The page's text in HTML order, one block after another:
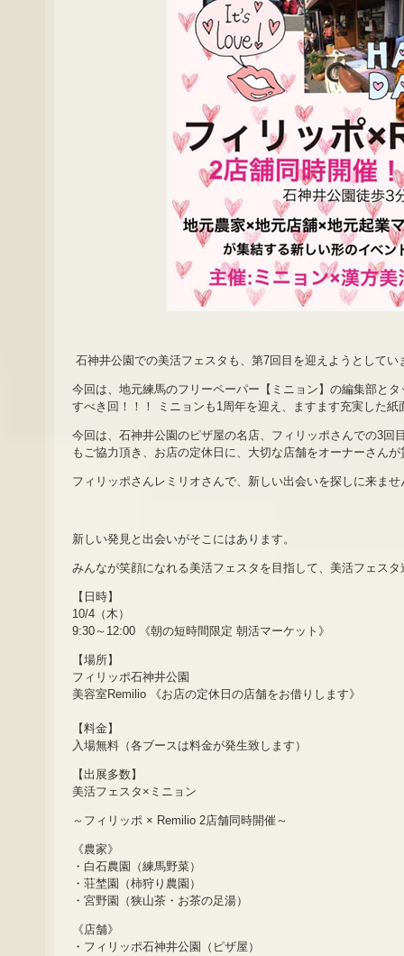
石神井公園での美活フェスタも、第7回目を迎えようとしてい
今回は、地元練馬のフリーペーパー【ミニョン】の編集部と
すべき回！！！ ミニョンも1周年を迎え、ますます充実した
今回は、石神井公園のピザ屋の名店、フィリッポさんでの3回
もご協力頂き、お店の定休日に、大切な店舗をオーナーさん
フィリッポさんレミリオさんで、新しい出会いを探しに来ませ
新しい発見と出会いがそこにはあります。
みんなが笑顔になれる美活フェスタを目指して、美活フェスタ
【日時】
10/4（木）
9:30～12:00 《朝の短時間限定 朝活マーケット》
【場所】
フィリッポ石神井公園
美容室Remilio 《お店の定休日の店舗をお借りします》
【料金】
入場無料（各ブースは料金が発生致します）
【出展多数】
美活フェスタ×ミニョン
～フィリッポ × Remilio 2店舗同時開催～
《農家》
・白石農園（練馬野菜）
・荘埜園（柿狩り農園）
・宮野園（狭山茶・お茶の足湯）
《店舗》
・フィリッポ石神井公園（ピザ屋）